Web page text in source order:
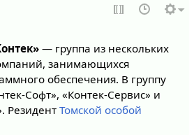
— группа из нескольких
занимающихся
обеспечения. В группу
Софт», «Контек-Сервис» и
Резидент Томской особой